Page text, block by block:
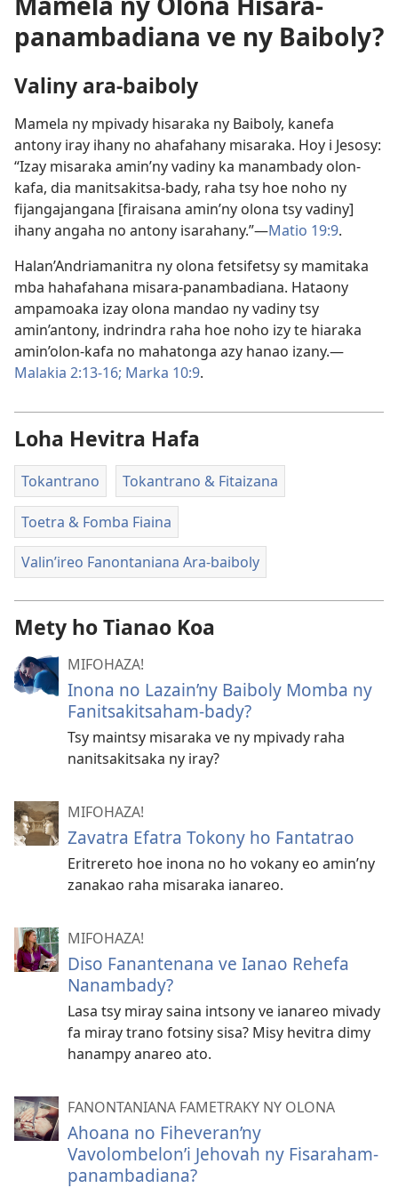
panambadiana ve ny Baiboly?
Valiny ara-baiboly
Mamela ny mpivady hisaraka ny Baiboly, kanefa
antony iray ihany no ahafahany misaraka. Hoy i Jesosy:
“Izay misaraka amin’ny vadiny ka manambady olon-
kafa, dia manitsakitsa-bady, raha tsy hoe noho ny
fijangajangana [firaisana amin’ny olona tsy vadiny]
ihany angaha no antony isarahany.”—Matio 19:9.
Halan’Andriamanitra ny olona fetsifetsy sy mamitaka
mba hahafahana misara-panambadiana. Hataony
ampamoaka izay olona mandao ny vadiny tsy
amin’antony, indrindra raha hoe noho izy te hiaraka
amin’olon-kafa no mahatonga azy hanao izany.—
Malakia 2:13-16; Marka 10:9.
Loha Hevitra Hafa
Tokantrano Tokantrano & Fitaizana
Toetra & Fomba Fiaina
Valin’ireo Fanontaniana Ara-baiboly
Mety ho Tianao Koa
MIFOHAZA!
Inona no Lazain’ny Baiboly Momba ny
Fanitsakitsaham-bady?
Tsy maintsy misaraka ve ny mpivady raha
nanitsakitsaka ny iray?
MIFOHAZA!
Zavatra Efatra Tokony ho Fantatrao
Eritrereto hoe inona no ho vokany eo amin’ny
zanakao raha misaraka ianareo.
MIFOHAZA!
Diso Fanantenana ve Ianao Rehefa
Nanambady?
Lasa tsy miray saina intsony ve ianareo mivady
fa miray trano fotsiny sisa? Misy hevitra dimy
hanampy anareo ato.
FANONTANIANA FAMETRAKY NY OLONA
Ahoana no Fiheveran’ny
Vavolombelon’i Jehovah ny Fisaraham-
panambadiana?